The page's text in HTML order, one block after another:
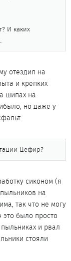
И каких
отездил на
и крепких
шипах на
но даже у
Цефир?
сиконом (я
на
так что не могу
это было просто
и рвал
стояли